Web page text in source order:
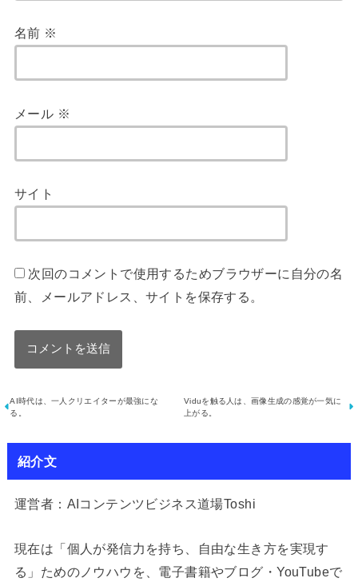
名前 ※
メール ※
サイト
次回のコメントで使用するためブラウザーに自分の名
前、メールアドレス、サイトを保存する。
AI時代は、一人クリエイターが最強にな
る。
Viduを触る人は、画像生成の感覚が一気に
上がる。
紹介文
運営者：AIコンテンツビジネス道場Toshi
現在は「個人が発信力を持ち、自由な生き方を実現す
る」ためのノウハウを、電子書籍やブログ・YouTubeで